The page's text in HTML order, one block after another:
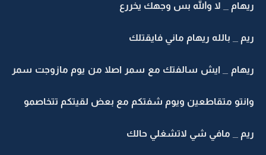
ريهام _ لا والله بس وجهك يخررع
ريم _ بالله ريهام ماني فايقتلك
ريهام _ ايش سالفتك مع سمر اصلا من يوم مازوجت سمر
وانتو متقاطعين ويوم شفتكم مع بعض لقيتكم تتخاصمو
ريم _ مافي شي لاتشغلي حالك